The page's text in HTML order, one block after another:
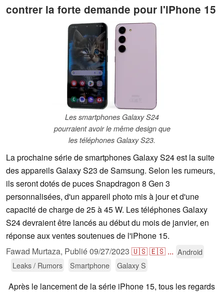
contrer la forte demande pour l'iPhone 15
Les smartphones Galaxy S24
pourraient avoir le même design que
les téléphones Galaxy S23.
La prochaine série de smartphones Galaxy S24 est la suite
des appareils Galaxy S23 de Samsung. Selon les rumeurs,
ils seront dotés de puces Snapdragon 8 Gen 3
personnalisées, d'un appareil photo mis à jour et d'une
capacité de charge de 25 à 45 W. Les téléphones Galaxy
S24 devraient être lancés au début du mois de janvier, en
réponse aux ventes soutenues de l'iPhone 15.
Fawad Murtaza, Publié09/27/2023 🇺🇸🇪🇸 ... Android
Leaks / Rumors
Smartphone Galaxy S
Après le lancement de la série iPhone 15, tous les regards